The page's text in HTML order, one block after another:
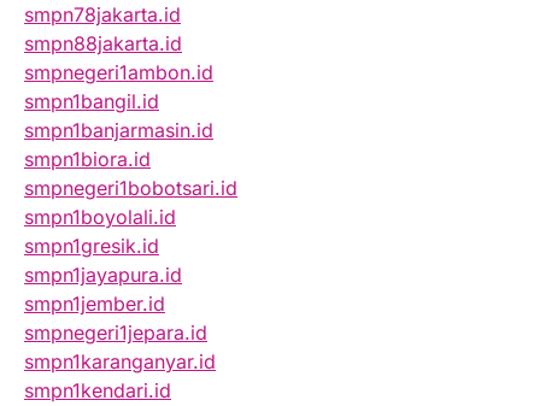
smpn78jakarta.id
smpn88jakarta.id
smpnegeri1ambon.id
smpn1bangil.id
smpn1banjarmasin.id
smpn1biora.id
smpnegeri1bobotsari.id
smpn1boyolali.id
smpn1gresik.id
smpn1jayapura.id
smpn1jember.id
smpnegeri1jepara.id
smpn1karanganyar.id
smpn1kendari.id